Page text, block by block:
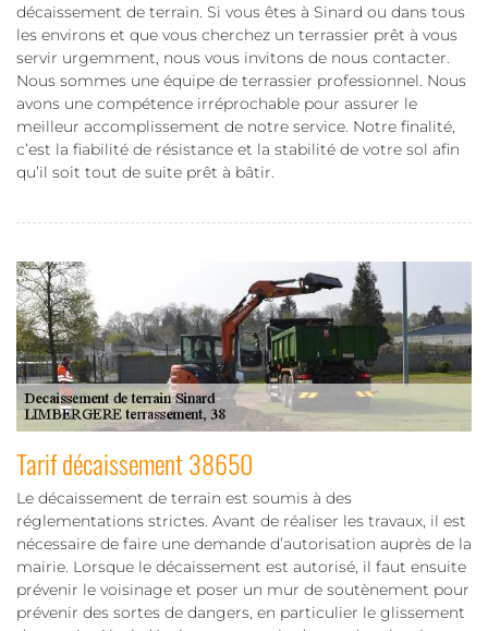
décaissement de terrain. Si vous êtes à Sinard ou dans tous
les environs et que vous cherchez un terrassier prêt à vous
servir urgemment, nous vous invitons de nous contacter.
Nous sommes une équipe de terrassier professionnel. Nous
avons une compétence irréprochable pour assurer le
meilleur accomplissement de notre service. Notre finalité,
c’est la fiabilité de résistance et la stabilité de votre sol afin
qu’il soit tout de suite prêt à bâtir.
Tarif décaissement 38650
Le décaissement de terrain est soumis à des
réglementations strictes. Avant de réaliser les travaux, il est
nécessaire de faire une demande d’autorisation auprès de la
mairie. Lorsque le décaissement est autorisé, il faut ensuite
prévenir le voisinage et poser un mur de soutènement pour
prévenir des sortes de dangers, en particulier le glissement